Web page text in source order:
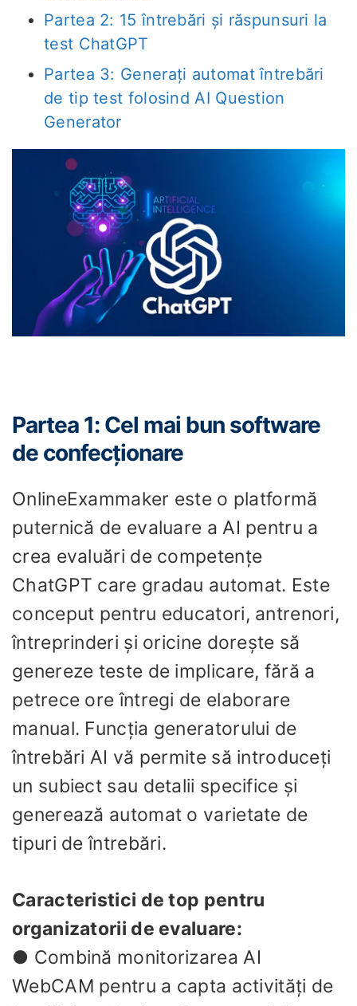
Partea 2: 15 întrebări și răspunsuri la
test ChatGPT
Partea 3: Generați automat întrebări
de tip test folosind AI Question
Generator
Partea 1: Cel mai bun software
de confecționare
OnlineExammaker este o platformă
puternică de evaluare a AI pentru a
crea evaluări de competențe
ChatGPT care gradau automat. Este
conceput pentru educatori, antrenori,
întreprinderi și oricine dorește să
genereze teste de implicare, fără a
petrece ore întregi de elaborare
manual. Funcția generatorului de
întrebări AI vă permite să introduceți
un subiect sau detalii specifice și
generează automat o varietate de
tipuri de întrebări.
Caracteristici de top pentru
organizatorii de evaluare:
● Combină monitorizarea AI
WebCAM pentru a capta activități de